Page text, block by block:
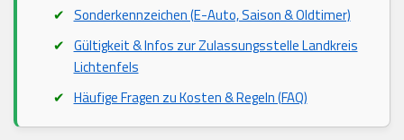
Sonderkennzeichen (E-Auto, Saison & Oldtimer)
Gültigkeit & Infos zur Zulassungsstelle Landkreis
Lichtenfels
Häufige Fragen zu Kosten & Regeln (FAQ)